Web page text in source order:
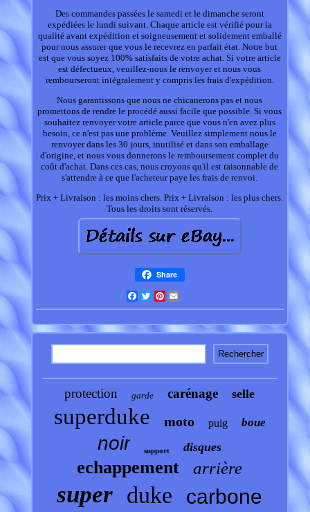
Des commandes passées le samedi et le dimanche seront
expédiées le lundi suivant. Chaque article est vérifié pour la
qualité avant expédition et soigneusement et solidement emballé
pour nous assurer que vous le recevrez en parfait état. Notre but
est que vous soyez 100% satisfaits de votre achat. Si votre article
est défectueux, veuillez-nous le renvoyer et nous vous
rembourseront intégralement y compris les frais d'expédition.
Nous garantissons que nous ne chicanerons pas et nous
promettons de rendre le procédé aussi facile que possible. Si vous
souhaitez renvoyer votre article parce que vous n'en avez plus
besoin, ce n'est pas une problème. Veuillez simplement nous le
renvoyer dans les 30 jours, inutilisé et dans son emballage
d'origine, et nous vous donnerons le remboursement complet du
coût d'achat. Dans ces cas, nous croyons qu'il est raisonnable de
s'attendre à ce que l'acheteur paye les frais de renvoi.
Prix + Livraison : les moins chers. Prix + Livraison : les plus chers.
Tous les droits sont réservés.
Share
Facebook
TwitterPinterest
protection garde carénage selle
superduke moto puig boue
noir support disques
echappement arrière
super duke carbone